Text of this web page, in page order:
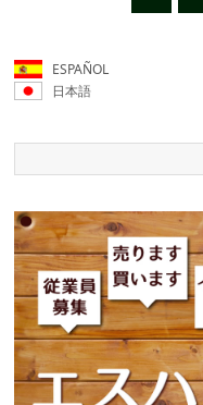
ESPAÑOL
日本語